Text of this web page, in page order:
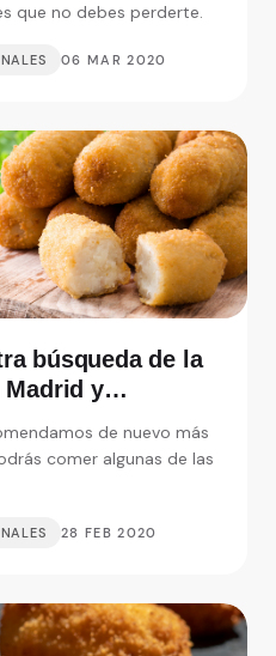
que no debes perderte.
06 MAR 2020
búsqueda de la
Madrid y
de nuevo más
comer algunas de las
28 FEB 2020